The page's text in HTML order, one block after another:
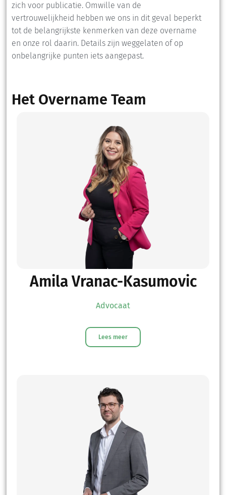
zich voor publicatie. Omwille van de
vertrouwelijkheid hebben we ons in dit geval beperkt
tot de belangrijkste kenmerken van deze overname
en onze rol daarin. Details zijn weggelaten of op
onbelangrijke punten iets aangepast.
Het Overname Team
Amila Vranac-Kasumovic
Advocaat
Lees meer